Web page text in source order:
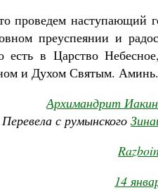
проведем наступающий
преуспеянии и
в Царство
и Духом Святым. Аминь.
Архимандрит
Перевела с румынского
14